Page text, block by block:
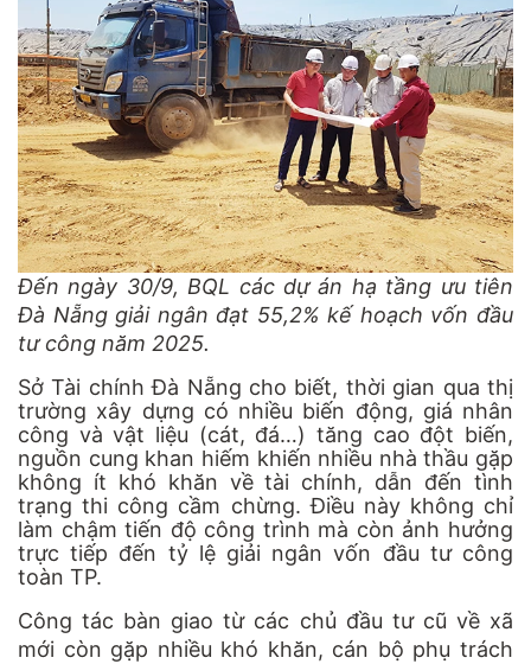
Đến ngày 30/9, BQL các dự án hạ tầng ưu tiên
Đà Nẵng giải ngân đạt 55,2% kế hoạch vốn đầu
tư công năm 2025.
Sở Tài chính Đà Nẵng cho biết, thời gian qua thị
trường xây dựng có nhiều biến động, giá nhân
công và vật liệu (cát, đá…) tăng cao đột biến,
nguồn cung khan hiếm khiến nhiều nhà thầu gặp
không ít khó khăn về tài chính, dẫn đến tình
trạng thi công cầm chừng. Điều này không chỉ
làm chậm tiến độ công trình mà còn ảnh hưởng
trực tiếp đến tỷ lệ giải ngân vốn đầu tư công
toàn TP.
Công tác bàn giao từ các chủ đầu tư cũ về xã
mới còn gặp nhiều khó khăn, cán bộ phụ trách